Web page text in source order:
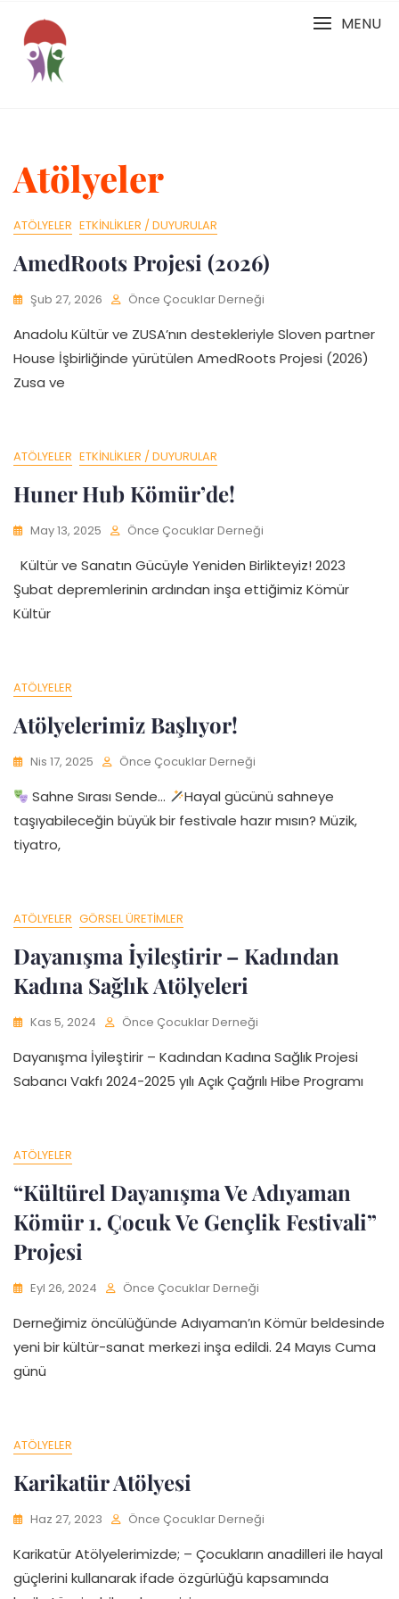
content
MENU
Atölyeler
ATÖLYELER ETKINLIKLER / DUYURULAR
AmedRoots Projesi (2026)
Şub 27, 2026 Önce Çocuklar Derneği
Anadolu Kültür ve ZUSA’nın destekleriyle Sloven partner
House İşbirliğinde yürütülen AmedRoots Projesi (2026)
Zusa ve
ATÖLYELER ETKINLIKLER / DUYURULAR
Huner Hub Kömür’de!
May 13, 2025 Önce Çocuklar Derneği
Kültür ve Sanatın Gücüyle Yeniden Birlikteyiz! 2023
Şubat depremlerinin ardından inşa ettiğimiz Kömür
Kültür
ATÖLYELER
Atölyelerimiz Başlıyor!
Nis 17, 2025 Önce Çocuklar Derneği
Sahne Sırası Sende…
Hayal gücünü sahneye
taşıyabileceğin büyük bir festivale hazır mısın? Müzik,
tiyatro,
ATÖLYELER GÖRSEL ÜRETIMLER
Dayanışma İyileştirir – Kadından
Kadına Sağlık Atölyeleri
Kas 5, 2024 Önce Çocuklar Derneği
Dayanışma İyileştirir – Kadından Kadına Sağlık Projesi
Sabancı Vakfı 2024-2025 yılı Açık Çağrılı Hibe Programı
ATÖLYELER
“Kültürel Dayanışma Ve Adıyaman
Kömür 1. Çocuk Ve Gençlik Festivali”
Projesi
Eyl 26, 2024 Önce Çocuklar Derneği
Derneğimiz öncülüğünde Adıyaman’ın Kömür beldesinde
yeni bir kültür-sanat merkezi inşa edildi. 24 Mayıs Cuma
günü
ATÖLYELER
Karikatür Atölyesi
Haz 27, 2023 Önce Çocuklar Derneği
Karikatür Atölyelerimizde; – Çocukların anadilleri ile hayal
güçlerini kullanarak ifade özgürlüğü kapsamında